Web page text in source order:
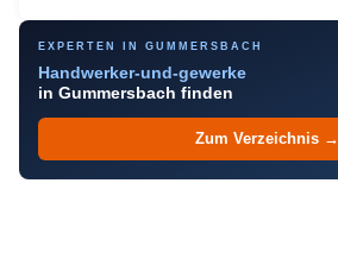
EXPERTEN IN GUMMERSBACH
Handwerker-und-gewerke
in Gummersbach finden
Zum Verzeichnis →